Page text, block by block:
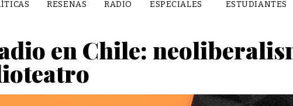
RESEÑAS RADIO ESPECIALES ESTUDIANTES
en Chile: